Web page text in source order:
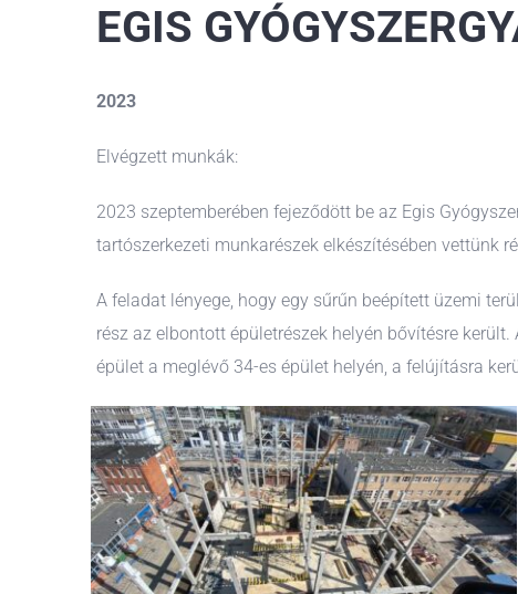
EGIS
2023
Elvégzett munkák:
2023 szeptemberében fejeződött be az Egis
tartószerkezeti munkarészek elkészítésében vettünk
A feladat lényege, hogy egy sűrűn beépített üzemi
rész az elbontott épületrészek helyén bővítésre
épület a meglévő 34-es épület helyén, a felújításra